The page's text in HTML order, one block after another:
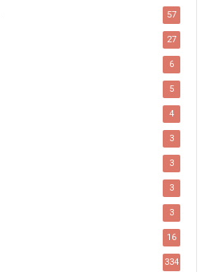
57
27
6
5
4
3
3
3
3
16
334